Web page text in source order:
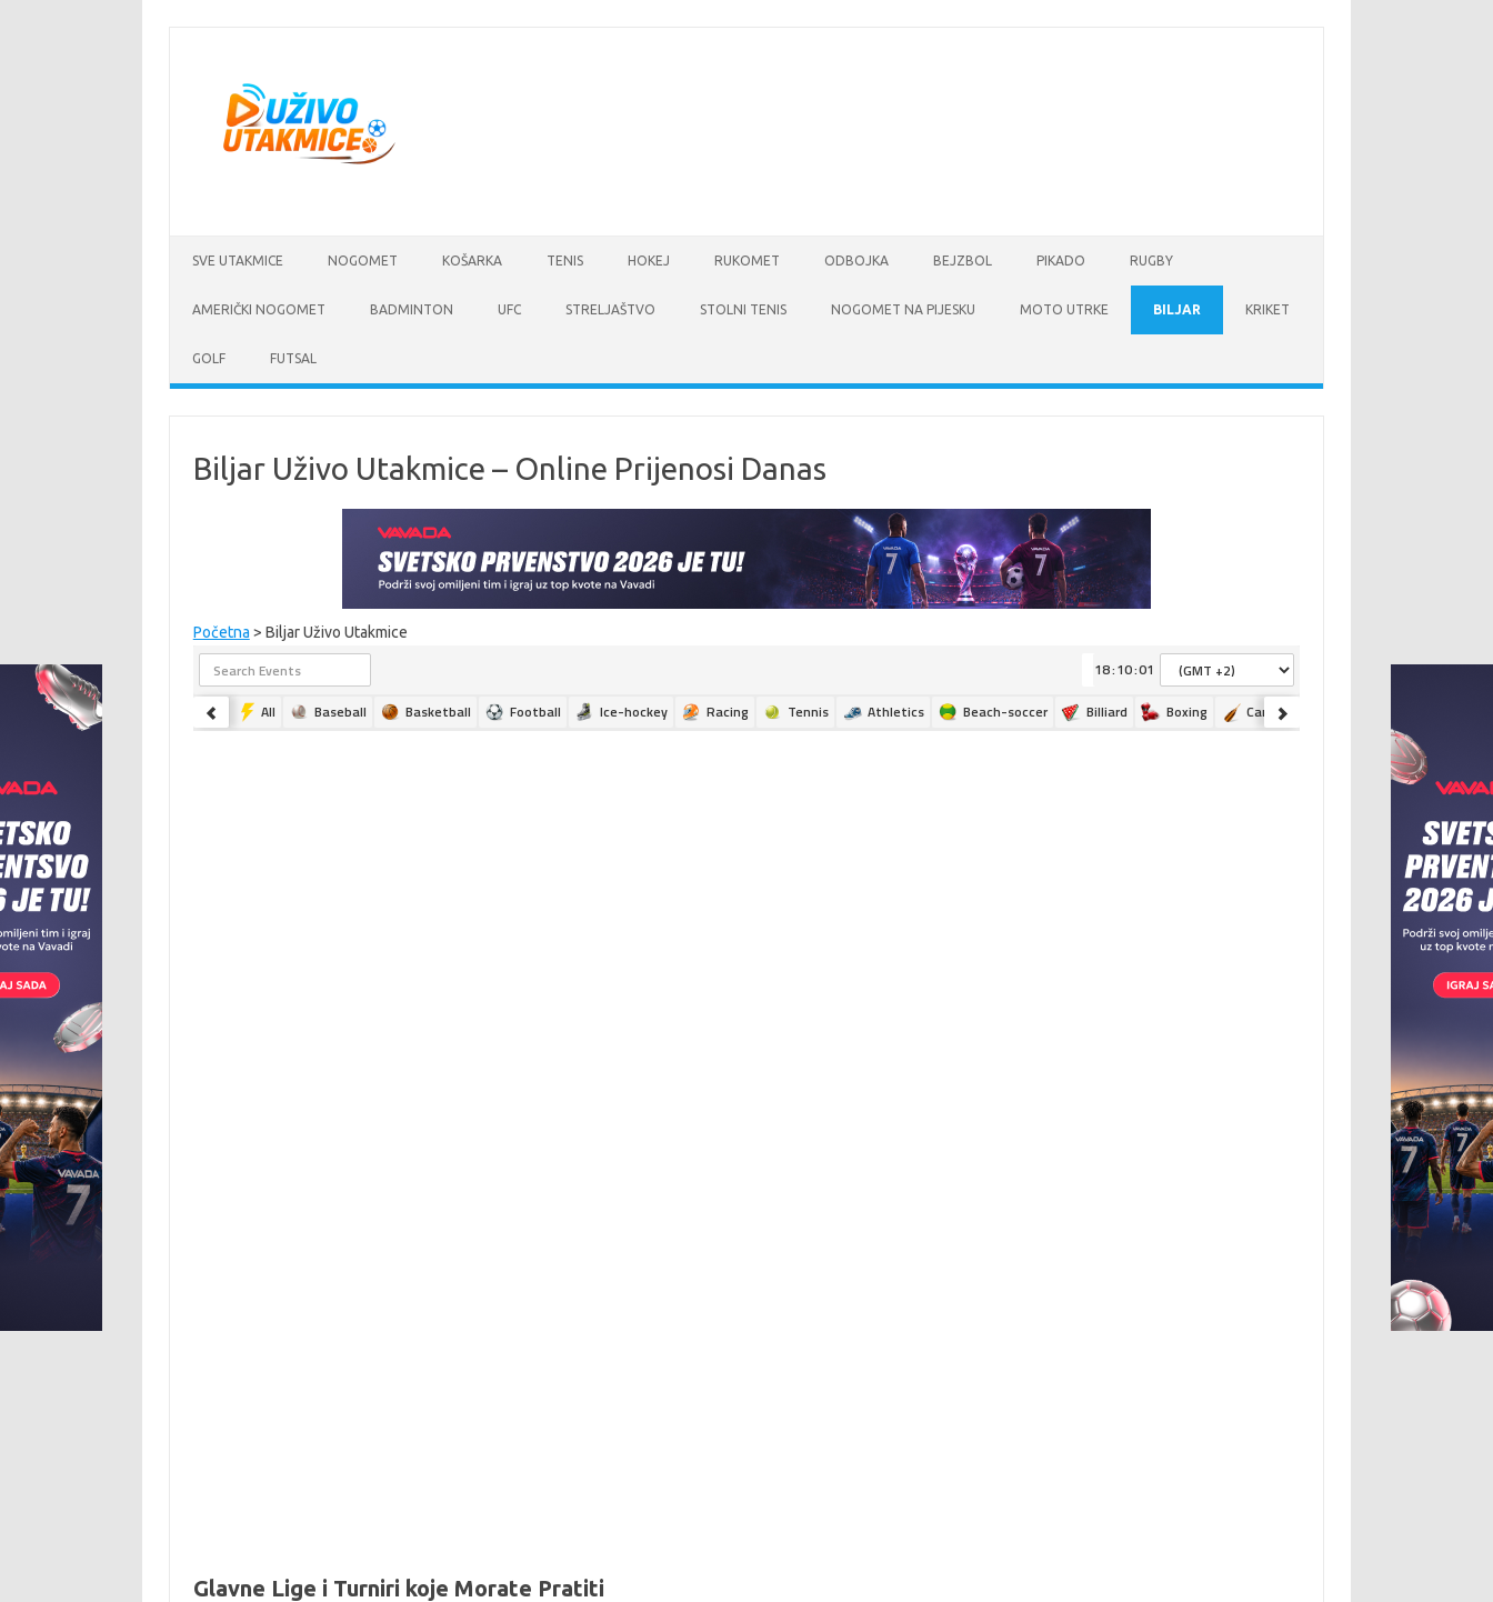
SVE UTAKMICE NOGOMET KOŠARKA TENIS HOKEJ RUKOMET ODBOJKA BEJZBOL PIKADO RUGBY
AMERIČKI NOGOMET BADMINTON UFC STRELJAŠTVO STOLNI TENIS NOGOMET NA PIJESKU MOTO UTRKE BILJAR KRIKET
GOLF FUTSAL
Biljar Uživo Utakmice – Online Prijenosi Danas
Početna > Biljar Uživo Utakmice
Glavne Lige i Turniri koje Morate Pratiti